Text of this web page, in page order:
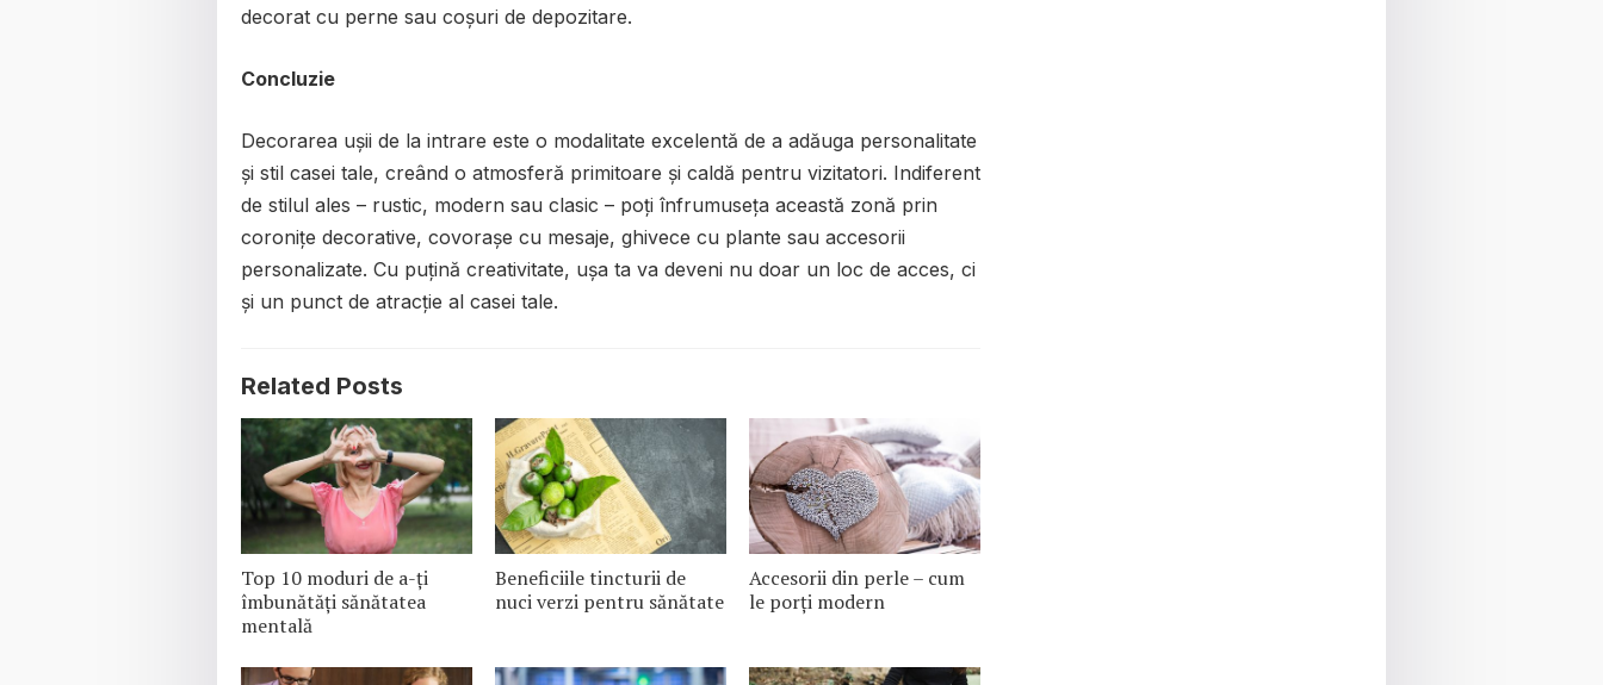
decorat cu perne sau coșuri de depozitare.
Concluzie
Decorarea ușii de la intrare este o modalitate excelentă de a adăuga personalitate
și stil casei tale, creând o atmosferă primitoare și caldă pentru vizitatori. Indiferent
de stilul ales – rustic, modern sau clasic – poți înfrumuseța această zonă prin
coronițe decorative, covorașe cu mesaje, ghivece cu plante sau accesorii
personalizate. Cu puțină creativitate, ușa ta va deveni nu doar un loc de acces, ci
și un punct de atracție al casei tale.
Related Posts
Top 10 moduri de a-ți
îmbunătăți sănătatea
mentală
Beneficiile tincturii de
nuci verzi pentru sănătate
Accesorii din perle – cum
le porți modern